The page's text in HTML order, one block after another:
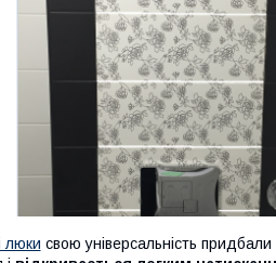
люки свою універсальність